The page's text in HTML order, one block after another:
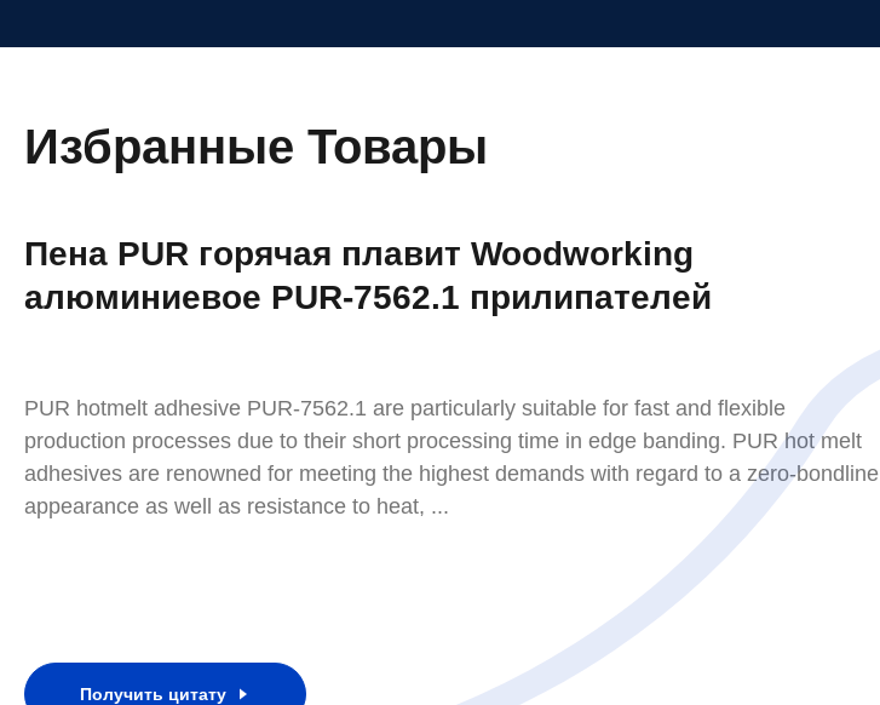
Избранные Товары
Пена PUR горячая плавит Woodworking
алюминиевое PUR-7562.1 прилипателей
PUR hotmelt adhesive PUR-7562.1 are particularly suitable for fast and flexible
production processes due to their short processing time in edge banding. PUR hot melt
adhesives are renowned for meeting the highest demands with regard to a zero-bondline
appearance as well as resistance to heat, ...
Получить цитату